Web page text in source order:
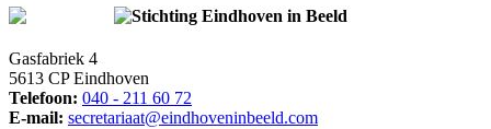
Stichting Eindhoven in Beeld
Gasfabriek 4
5613 CP Eindhoven
Telefoon: 040 - 211 60 72
E-mail: secretariaat@eindhoveninbeeld.com